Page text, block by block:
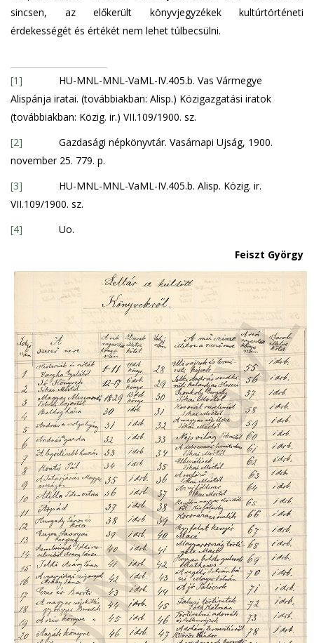
sincsen, az előkerült könyvjegyzékek kultúrtörténeti
érdekességét és értékét nem lehet túlbecsülni.
[1] HU-MNL-MNL-VaML-IV.405.b. Vas Vármegye
Alispánja iratai. (továbbiakban: Alisp.) Közigazgatási iratok
(továbbiakban: Közig. ir.) VII.109/1900. sz.
[2] Gazdasági népkönyvtár. Vasárnapi Ujság, 1900.
november 25. 779. p.
[3] HU-MNL-MNL-VaML-IV.405.b. Alisp. Közig. ir.
VII.109/1900. sz.
[4] Uo.
Feiszt György